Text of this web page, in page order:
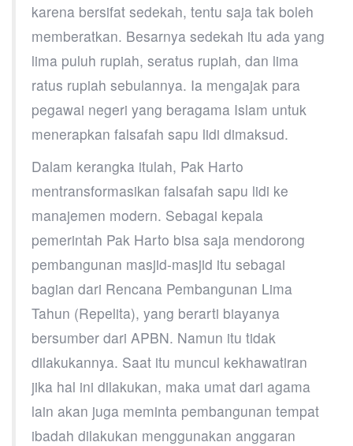
karena bersifat sedekah, tentu saja tak boleh
memberatkan. Besarnya sedekah itu ada yang
lima puluh rupiah, seratus rupiah, dan lima
ratus rupiah sebulannya. Ia mengajak para
pegawai negeri yang beragama Islam untuk
menerapkan falsafah sapu lidi dimaksud.
Dalam kerangka itulah, Pak Harto
mentransformasikan falsafah sapu lidi ke
manajemen modern. Sebagai kepala
pemerintah Pak Harto bisa saja mendorong
pembangunan masjid-masjid itu sebagai
bagian dari Rencana Pembangunan Lima
Tahun (Repelita), yang berarti biayanya
bersumber dari APBN. Namun itu tidak
dilakukannya. Saat itu muncul kekhawatiran
jika hal ini dilakukan, maka umat dari agama
lain akan juga meminta pembangunan tempat
ibadah dilakukan menggunakan anggaran